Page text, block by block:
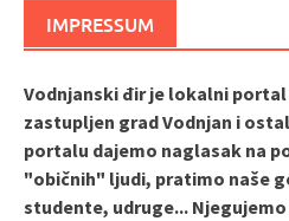
IMPRESSUM
Vodnjanski đir je lokalni
zastupljen grad Vodnjan i
portalu dajemo naglasak na
"običnih" ljudi, pratimo naše
studente, udruge...